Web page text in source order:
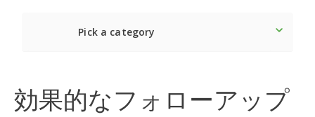
Pick a category
効果的なフォローアップ